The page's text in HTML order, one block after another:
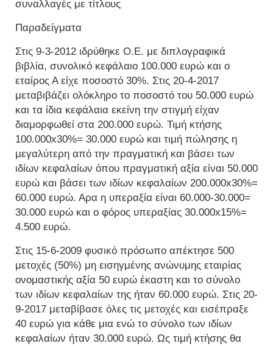
συναλλαγές με τίτλους
Παραδείγματα
Στις 9-3-2012 ιδρύθηκε Ο.Ε. με διπλογραφικά
βιβλία, συνολικό κεφάλαιο 100.000 ευρώ και ο
εταίρος Α είχε ποσοστό 30%. Στις 20-4-2017
μεταβιβάζει ολόκληρο το ποσοστό του 50.000 ευρώ
και τα ίδια κεφάλαια εκείνη την στιγμή είχαν
διαμορφωθεί στα 200.000 ευρώ. Τιμή κτήσης
100.000x30%= 30.000 ευρώ και τιμή πώλησης η
μεγαλύτερη από την πραγματική και βάσει των
ιδίων κεφαλαίων όπου πραγματική αξία είναι 50.000
ευρώ και βάσει των ιδίων κεφαλαίων 200.000x30%=
60.000 ευρώ. Αρα η υπεραξία είναι 60.000-30.000=
30.000 ευρώ και ο φόρος υπεραξίας 30.000x15%=
4.500 ευρώ.
Στις 15-6-2009 φυσικό πρόσωπο απέκτησε 500
μετοχές (50%) μη εισηγμένης ανώνυμης εταιρίας
ονομαστικής αξία 50 ευρώ έκαστη και το σύνολο
των ιδίων κεφαλαίων της ήταν 60.000 ευρώ. Στις 20-
9-2017 μεταβίβασε όλες τις μετοχές και εισέπραξε
40 ευρώ για κάθε μια ενώ το σύνολο των ιδίων
κεφαλαίων ήταν 30.000 ευρώ. Ως τιμή κτήσης θα